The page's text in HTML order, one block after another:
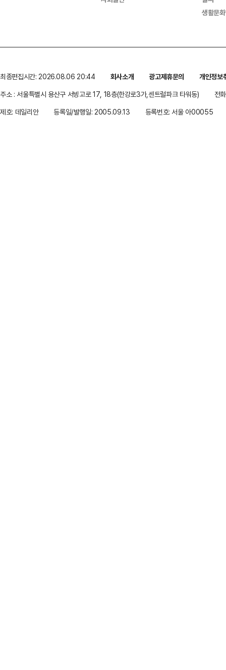
생활문
최종편집시간: 2026.08.06 20:44 회사소개 광고제휴문의
개인정보
주소 : 서울특별시 용산구 서빙고로 17, 18층(한강로3가,센트럴파크 타워동)
전
제호: 데일리안
등록일/발행일: 2005.09.13 등록번호: 서울 아00055